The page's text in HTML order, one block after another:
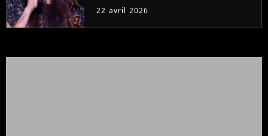
22 avril 2026